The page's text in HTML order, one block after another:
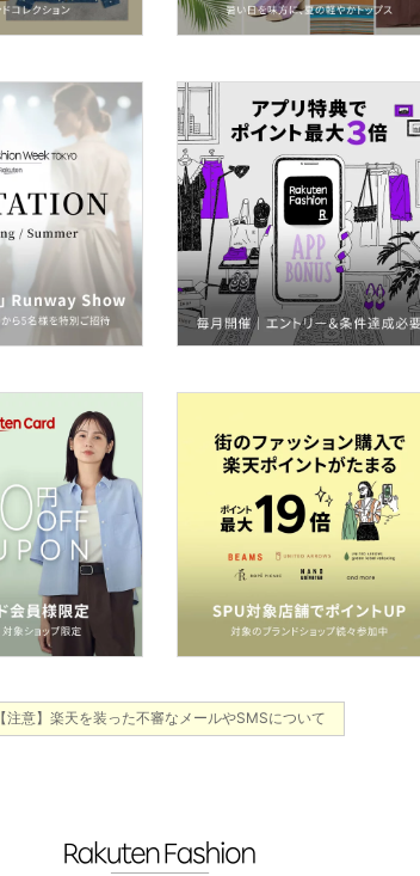
【注意】楽天を装った不審なメールやSMSについて